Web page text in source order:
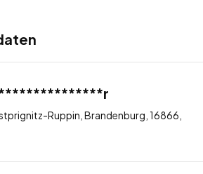
Ruppin, Brandenburg, 16866,